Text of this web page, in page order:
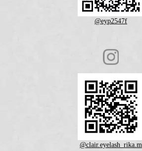
@eyp2547f
@clair.eyelash_rika.m